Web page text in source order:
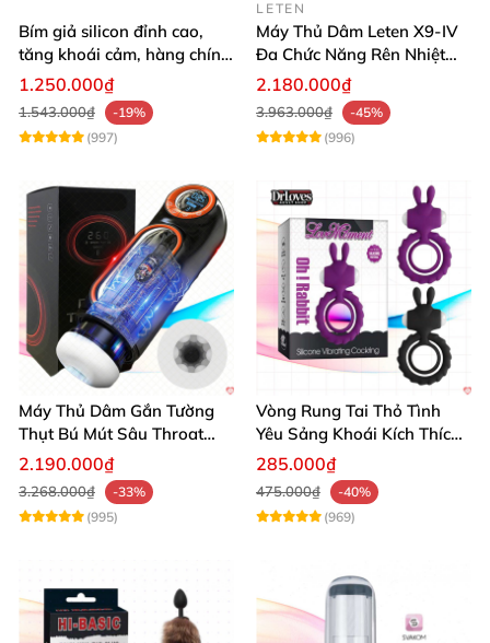
Bím giả silicon đỉnh cao,
tăng khoái cảm, hàng chính
hãng SHP1391
1.250.000₫
1.543.000₫
-19%
(997)
LETEN
Máy Thủ Dâm Leten X9-IV
Đa Chức Năng Rên Nhiệt
Bật Đỉnh
2.180.000₫
3.963.000₫
-45%
(996)
Máy Thủ Dâm Gắn Tường
Thụt Bú Mút Sâu Throat
Cao Cấp
2.190.000₫
3.268.000₫
-33%
(995)
Vòng Rung Tai Thỏ Tình
Yêu Sảng Khoái Kích Thích
Mạnh
285.000₫
475.000₫
-40%
(969)